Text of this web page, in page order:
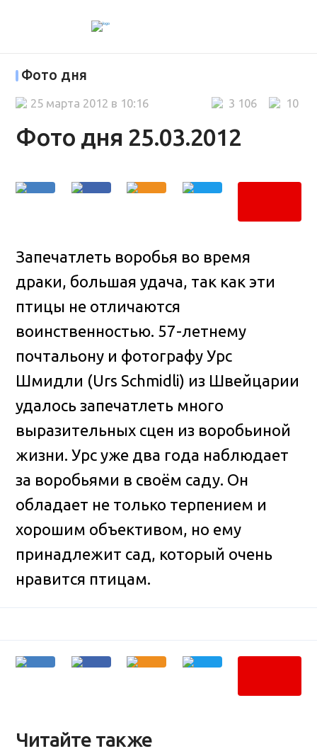
Фото дня
Фото дня 25.03.2012
10
3 106
25 марта 2012 в 10:16
Запечатлеть воробья во время
драки, большая удача, так как эти
птицы не отличаются
воинственностью. 57-летнему
почтальону и фотографу Урс
Шмидли (Urs Schmidli) из Швейцарии
удалось запечатлеть много
выразительных сцен из воробьиной
жизни. Урс уже два года наблюдает
за воробьями в своём саду. Он
обладает не только терпением и
хорошим объективом, но ему
принадлежит сад, который очень
нравится птицам.
Читайте также